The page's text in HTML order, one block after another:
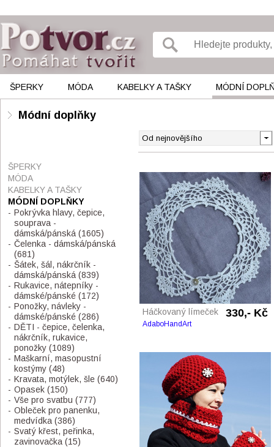
ŠPERKY MÓDA KABELKY A TAŠKY MÓDNÍ
Módní doplňky
Háčkovaný límeček 330,- Kč
AdaboHandArt
ŠPERKY
MÓDA
KABELKY A TAŠKY
MÓDNÍ DOPLŇKY
Pokrývka hlavy, čepice,
souprava -
dámská/pánská (1605)
Čelenka - dámská/pánská
(681)
Šátek, šál, nákrčník -
dámská/pánská (839)
Rukavice, nátepníky -
dámské/pánské (172)
Ponožky, návleky -
dámské/pánské (286)
DĚTI - čepice, čelenka,
nákrčník, rukavice,
ponožky (1089)
Maškarní, masopustní
kostýmy (48)
Kravata, motýlek, šle (640)
Opasek (150)
Vše pro svatbu (777)
Obleček pro panenku,
medvídka (386)
Svatý křest, peřinka,
zavinovačka (15)